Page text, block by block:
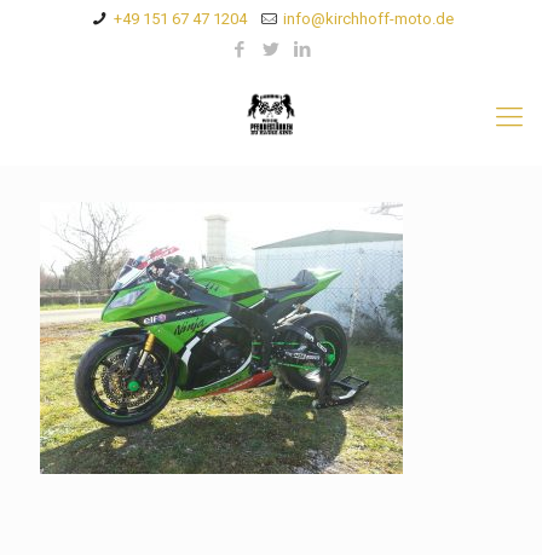
+49 151 67 47 1204 info@kirchhoff-moto.de